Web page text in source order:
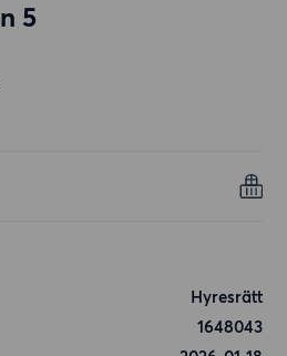
5
Hyresrätt
1648043